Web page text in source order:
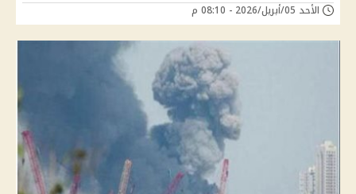
الأحد 05/أبريل/2026 - 08:10 م